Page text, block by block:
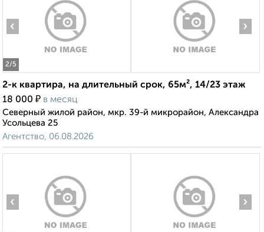
2/5
‹ ›
2-к квартира, на длительный срок, 65м², 14/23 этаж
18 000 ₽ в месяц
Северный жилой район, мкр. 39-й микрорайон, Александра
Усольцева 25
Агентство, 06.08.2026
‹ ›